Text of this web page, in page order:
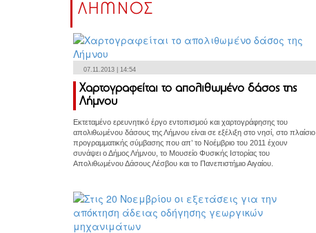
ΛΗΜΝΟΣ
07.11.2013 | 14:54
Χαρτογραφείται το απολιθωμένο δάσος της
Λήμνου
Εκτεταμένο ερευνητικό έργο εντοπισμού και χαρτογράφησης του
απολιθωμένου δάσους της Λήμνου είναι σε εξέλιξη στο νησί, στο πλαίσιο
προγραμματικής σύμβασης που απ’ το Νοέμβριο του 2011 έχουν
συνάψει ο Δήμος Λήμνου, το Μουσείο Φυσικής Ιστορίας του
Απολιθωμένου Δάσους Λέσβου και το Πανεπιστήμιο Αιγαίου.